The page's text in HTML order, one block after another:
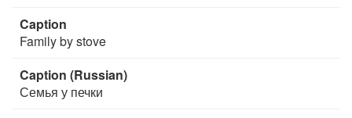
Caption
Family by stove
Caption (Russian)
Семья у печки